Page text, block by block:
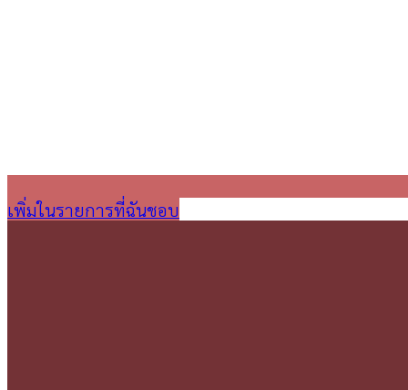
เพิ่มในรายการที่ฉันชอบ